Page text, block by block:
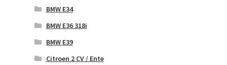
BMW E34
BMW E36 318i
BMW E39
Citroen 2 CV / Ente